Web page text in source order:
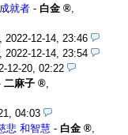
就者 - 白金
2022-12-14, 23:46
2022-12-14, 23:54
12-20, 02:22
二麻子
04:03
悲 和智慧 - 白金